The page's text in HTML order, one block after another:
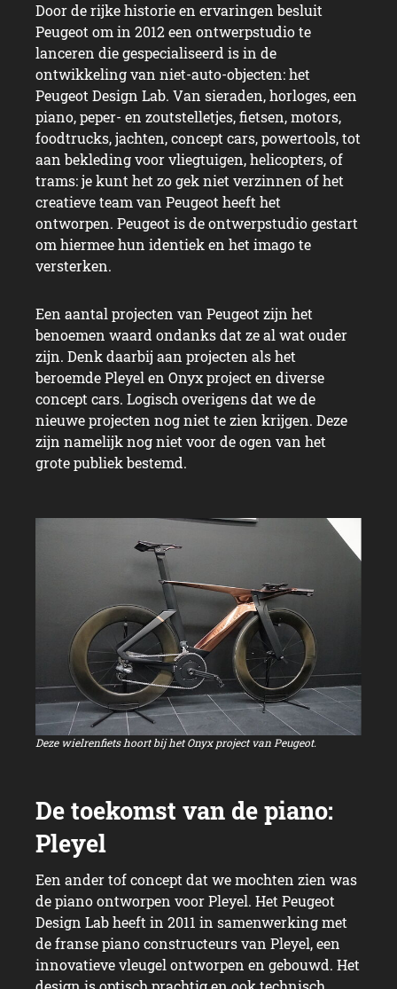
Door de rijke historie en ervaringen besluit
Peugeot om in 2012 een ontwerpstudio te
lanceren die gespecialiseerd is in de
ontwikkeling van niet-auto-objecten: het
Peugeot Design Lab. Van sieraden, horloges, een
piano, peper- en zoutstelletjes, fietsen, motors,
foodtrucks, jachten, concept cars, powertools, tot
aan bekleding voor vliegtuigen, helicopters, of
trams: je kunt het zo gek niet verzinnen of het
creatieve team van Peugeot heeft het
ontworpen. Peugeot is de ontwerpstudio gestart
om hiermee hun identiek en het imago te
versterken.
Een aantal projecten van Peugeot zijn het
benoemen waard ondanks dat ze al wat ouder
zijn. Denk daarbij aan projecten als het
beroemde Pleyel en Onyx project en diverse
concept cars. Logisch overigens dat we de
nieuwe projecten nog niet te zien krijgen. Deze
zijn namelijk nog niet voor de ogen van het
grote publiek bestemd.
Deze wielrenfiets hoort bij het Onyx project van Peugeot.
Een ander tof concept dat we mochten zien was
de piano ontworpen voor Pleyel. Het Peugeot
Design Lab heeft in 2011 in samenwerking met
de franse piano constructeurs van Pleyel, een
innovatieve vleugel ontworpen en gebouwd. Het